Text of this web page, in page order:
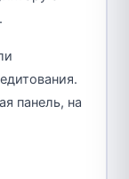
панель, на